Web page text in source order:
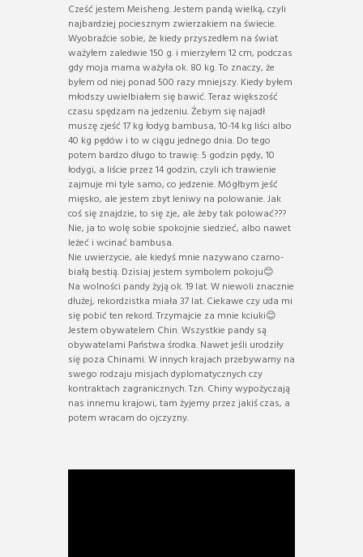
Cześć jestem Meisheng. Jestem pandą wielką, czyli
najbardziej pociesznym zwierzakiem na świecie.
Wyobraźcie sobie, że kiedy przyszedłem na świat
ważyłem zaledwie 150 g. i mierzyłem 12 cm, podczas
gdy moja mama ważyła ok. 80 kg. To znaczy, że
byłem od niej ponad 500 razy mniejszy. Kiedy byłem
młodszy uwielbiałem się bawić. Teraz większość
czasu spędzam na jedzeniu. Żebym się najadł
muszę zjeść 17 kg łodyg bambusa, 10-14 kg liści albo
40 kg pędów i to w ciągu jednego dnia. Do tego
potem bardzo długo to trawię: 5 godzin pędy, 10
łodygi, a liście przez 14 godzin, czyli ich trawienie
zajmuje mi tyle samo, co jedzenie. Mógłbym jeść
mięsko, ale jestem zbyt leniwy na polowanie. Jak
coś się znajdzie, to się zje, ale żeby tak polować???
Nie, ja to wolę sobie spokojnie siedzieć, albo nawet
leżeć i wcinać bambusa.
Nie uwierzycie, ale kiedyś mnie nazywano czarno-
białą bestią. Dzisiaj jestem symbolem pokoju😊
Na wolności pandy żyją ok. 19 lat. W niewoli znacznie
dłużej, rekordzistka miała 37 lat. Ciekawe czy uda mi
się pobić ten rekord. Trzymajcie za mnie kciuki😊
Jestem obywatelem Chin. Wszystkie pandy są
obywatelami Państwa środka. Nawet jeśli urodziły
się poza Chinami. W innych krajach przebywamy na
swego rodzaju misjach dyplomatycznych czy
kontraktach zagranicznych. Tzn. Chiny wypożyczają
nas innemu krajowi, tam żyjemy przez jakiś czas, a
potem wracam do ojczyzny.